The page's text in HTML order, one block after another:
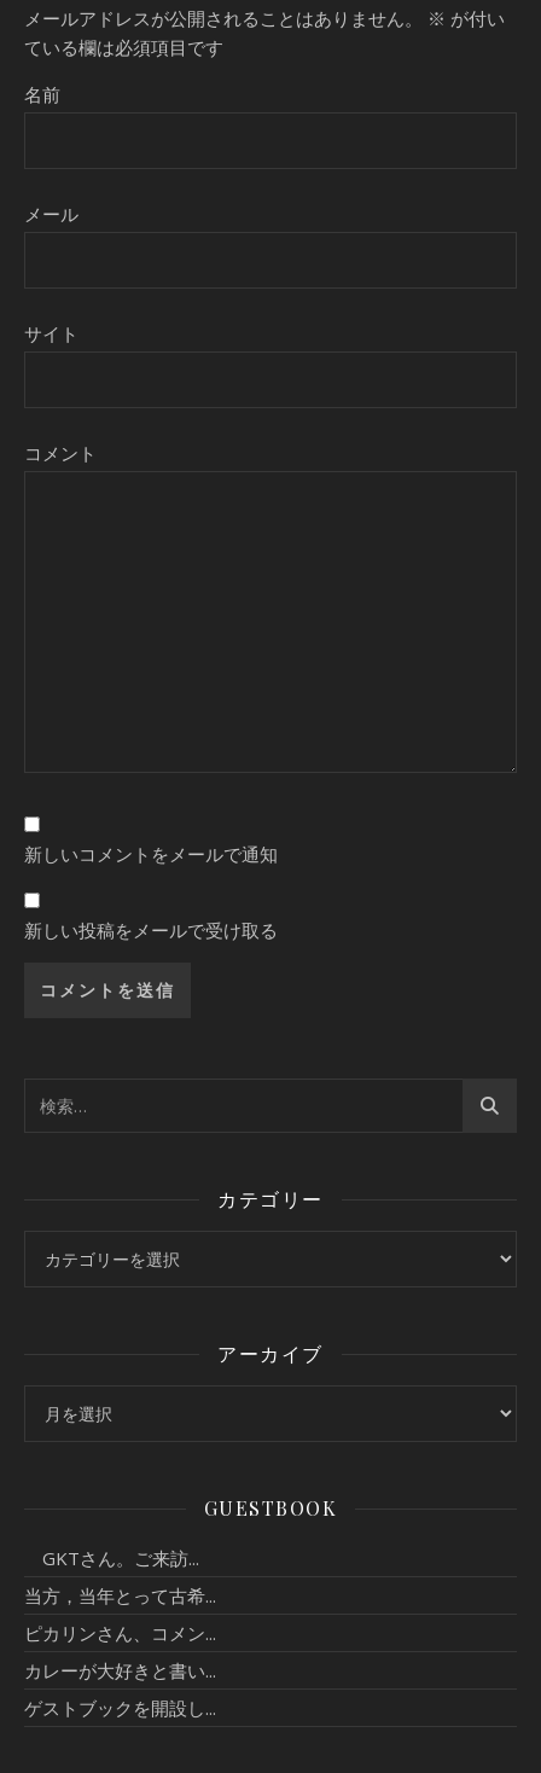
メールアドレスが公開されることはありません。 ※ が付い
ている欄は必須項目です
名前
メール
サイト
コメント
新しいコメントをメールで通知
新しい投稿をメールで受け取る
カテゴリー
アーカイブ
GUESTBOOK
GKTさん。ご来訪...
当方，当年とって古希...
ピカリンさん、コメン...
カレーが大好きと書い...
ゲストブックを開設し...